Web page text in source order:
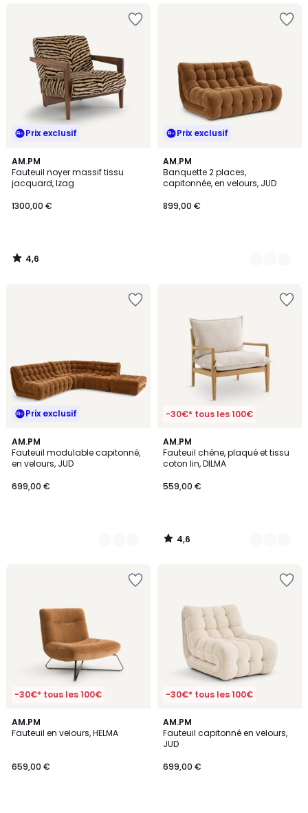
Prix exclusif
AM.PM
Fauteuil noyer massif tissu
jacquard, Izag
1300,00 €
4,6
/ 5
4,6
/
Prix exclusif
AM.PM
Banquette 2 places,
capitonnée, en velours, JUD
899,00 €
4
Couleurs
Prix exclusif
AM.PM
Fauteuil modulable capitonné,
en velours, JUD
699,00 €
4
Couleurs
-30€* tous les 100€
AM.PM
Fauteuil chêne, plaqué et tissu
coton lin, DILMA
559,00 €
4,6
/ 5
3
Couleurs
4,6
/
-30€* tous les 100€
AM.PM
Fauteuil en velours, HELMA
659,00 €
5
/
2
Couleurs
-30€* tous les 100€
AM.PM
Fauteuil capitonné en velours,
JUD
699,00 €
4,5
/ 5
2
Couleurs